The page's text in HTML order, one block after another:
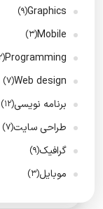
Graphics
(9)
Mobile
(3)
Programming
(12)
Web design
(7)
برنامه نویسی(12)
طراحی سایت(7)
گرافیک(9)
موبایل(3)